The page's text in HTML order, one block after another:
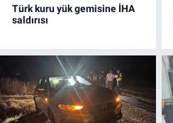
Türk kuru yük gemisine İHA
saldırısı